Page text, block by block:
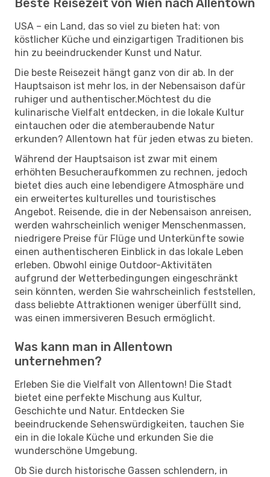
Beste Reisezeit von Wien nach Allentown
USA – ein Land, das so viel zu bieten hat: von
köstlicher Küche und einzigartigen Traditionen bis
hin zu beeindruckender Kunst und Natur.
Die beste Reisezeit hängt ganz von dir ab. In der
Hauptsaison ist mehr los, in der Nebensaison dafür
ruhiger und authentischer.Möchtest du die
kulinarische Vielfalt entdecken, in die lokale Kultur
eintauchen oder die atemberaubende Natur
erkunden? Allentown hat für jeden etwas zu bieten.
Während der Hauptsaison ist zwar mit einem
erhöhten Besucheraufkommen zu rechnen, jedoch
bietet dies auch eine lebendigere Atmosphäre und
ein erweitertes kulturelles und touristisches
Angebot. Reisende, die in der Nebensaison anreisen,
werden wahrscheinlich weniger Menschenmassen,
niedrigere Preise für Flüge und Unterkünfte sowie
einen authentischeren Einblick in das lokale Leben
erleben. Obwohl einige Outdoor-Aktivitäten
aufgrund der Wetterbedingungen eingeschränkt
sein könnten, werden Sie wahrscheinlich feststellen,
dass beliebte Attraktionen weniger überfüllt sind,
was einen immersiveren Besuch ermöglicht.
Was kann man in Allentown
unternehmen?
Erleben Sie die Vielfalt von Allentown! Die Stadt
bietet eine perfekte Mischung aus Kultur,
Geschichte und Natur. Entdecken Sie
beeindruckende Sehenswürdigkeiten, tauchen Sie
ein in die lokale Küche und erkunden Sie die
wunderschöne Umgebung.
Ob Sie durch historische Gassen schlendern, in